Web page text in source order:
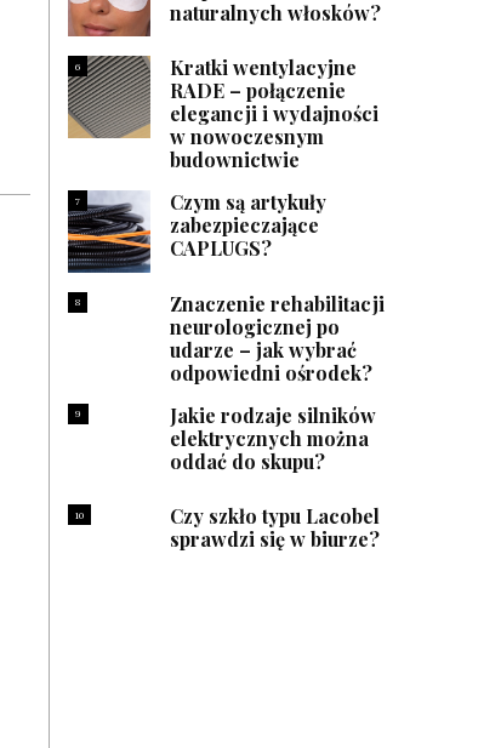
naturalnych włosków?
6
Kratki wentylacyjne
RADE – połączenie
elegancji i wydajności
w nowoczesnym
budownictwie
7
Czym są artykuły
zabezpieczające
CAPLUGS?
8
Znaczenie rehabilitacji
neurologicznej po
udarze – jak wybrać
odpowiedni ośrodek?
9
Jakie rodzaje silników
elektrycznych można
oddać do skupu?
10
Czy szkło typu Lacobel
sprawdzi się w biurze?